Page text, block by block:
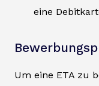
eine
Um eine ETA zu